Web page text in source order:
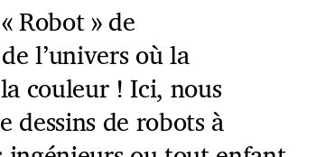
Robot » de
l’univers où la
couleur ! Ici, nous
dessins de robots à